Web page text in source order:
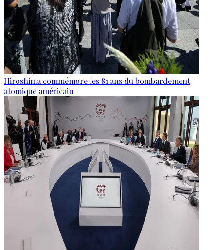
Hiroshima commémore les 81 ans du bombardement
atomique américain